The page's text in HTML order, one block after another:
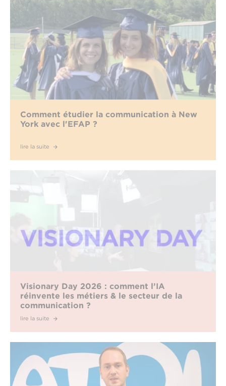
Comment étudier la communication à New
York avec l'EFAP ?
lire la suite
Visionary Day 2026 : comment l’IA
réinvente les métiers & le secteur de la
communication ?
lire la suite